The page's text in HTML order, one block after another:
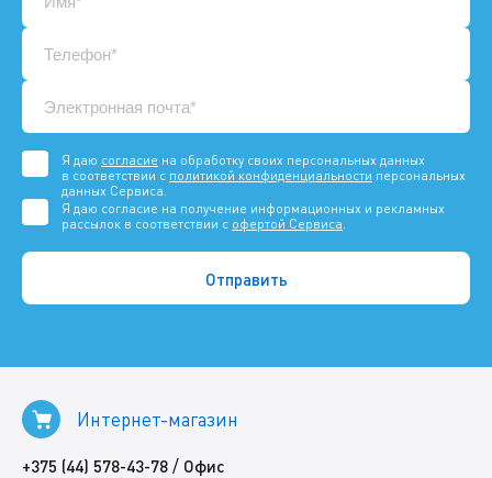
Я даю согласие на обработку своих персональных данных
в соответствии с политикой конфиденциальности персональных
данных Сервиса.
Я даю согласие на получение информационных и рекламных
рассылок в соответствии с офертой Сервиса.
Интернет-магазин
+375 (44) 578-43-78 / Офис